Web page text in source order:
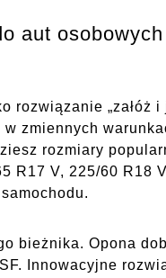
aut osobowych
rozwiązanie „załóż
zmiennych
rozmiary
R17 V, 225/60 R18
bieżnika. Opona
Innowacyjne